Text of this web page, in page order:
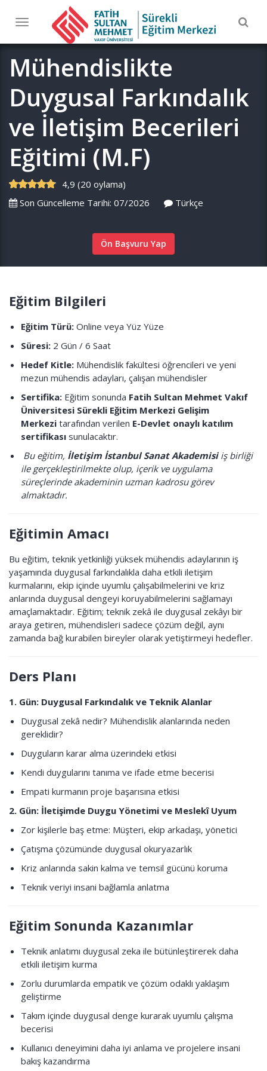
Toggle
navigation
Mühendislikte
Duygusal Farkındalık
ve İletişim Becerileri
Eğitimi (M.F)
4,9 (20 oylama)
Son Güncelleme Tarihi: 07/2026
Türkçe
Ön Başvuru Yap
Eğitim Bilgileri
Eğitim Türü: Online veya Yüz Yüze
Süresi: 2 Gün / 6 Saat
Hedef Kitle: Mühendislik fakültesi öğrencileri ve yeni
mezun mühendis adayları, çalışan mühendisler
Sertifika: Eğitim sonunda Fatih Sultan Mehmet Vakıf
Üniversitesi Sürekli Eğitim Merkezi Gelişim
Merkezi tarafından verilen E-Devlet onaylı katılım
sertifikası sunulacaktır.
Bu eğitim, İletişim İstanbul Sanat Akademisiiş birliği
ile gerçekleştirilmekte olup, içerik ve uygulama
süreçlerinde akademinin uzman kadrosu görev
almaktadır.
Eğitimin Amacı
Bu eğitim, teknik yetkinliği yüksek mühendis adaylarının iş
yaşamında duygusal farkındalıkla daha etkili iletişim
kurmalarını, ekip içinde uyumlu çalışabilmelerini ve kriz
anlarında duygusal dengeyi koruyabilmelerini sağlamayı
amaçlamaktadır. Eğitim; teknik zekâ ile duygusal zekâyı bir
araya getiren, mühendisleri sadece çözüm değil, aynı
zamanda bağ kurabilen bireyler olarak yetiştirmeyi hedefler.
Ders Planı
1. Gün: Duygusal Farkındalık ve Teknik Alanlar
Duygusal zekâ nedir? Mühendislik alanlarında neden
gereklidir?
Duyguların karar alma üzerindeki etkisi
Kendi duygularını tanıma ve ifade etme becerisi
Empati kurmanın proje başarısına etkisi
2. Gün: İletişimde Duygu Yönetimi ve Meslekî Uyum
Zor kişilerle baş etme: Müşteri, ekip arkadaşı, yönetici
Çatışma çözümünde duygusal okuryazarlık
Kriz anlarında sakin kalma ve temsil gücünü koruma
Teknik veriyi insani bağlamla anlatma
Eğitim Sonunda Kazanımlar
Teknik anlatımı duygusal zeka ile bütünleştirerek daha
etkili iletişim kurma
Zorlu durumlarda empatik ve çözüm odaklı yaklaşım
geliştirme
Takım içinde duygusal denge kurarak uyumlu çalışma
becerisi
Kullanıcı deneyimini daha iyi anlama ve projelere insani
bakış kazandırma